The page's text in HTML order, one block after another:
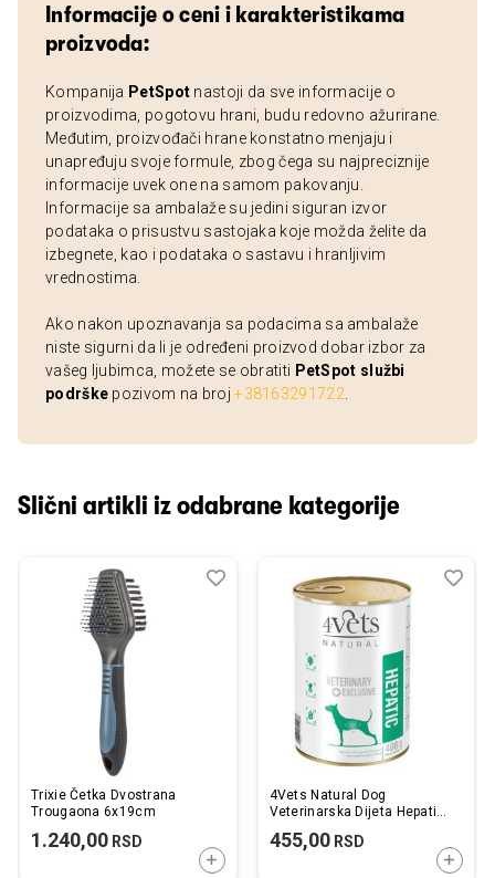
Informacije o ceni i karakteristikama
proizvoda:
Kompanija PetSpot nastoji da sve informacije o
proizvodima, pogotovu hrani, budu redovno ažurirane.
Međutim, proizvođači hrane konstatno menjaju i
unapređuju svoje formule, zbog čega su najpreciznije
informacije uvek one na samom pakovanju.
Informacije sa ambalaže su jedini siguran izvor
podataka o prisustvu sastojaka koje možda želite da
izbegnete, kao i podataka o sastavu i hranljivim
vrednostima.
Ako nakon upoznavanja sa podacima sa ambalaže
niste sigurni da li je određeni proizvod dobar izbor za
vašeg ljubimca, možete se obratiti PetSpot službi
podrške pozivom na broj+38163291722
Slični artikli iz odabrane kategorije
Trixie Četka Dvostrana
Trougaona 6x19cm
1.240,00 RSD
DODAJTE U KORPU
Dodaj
Uporedi
4Vets Natural Dog
Veterinarska Dijeta Hepatic
455,00RSD